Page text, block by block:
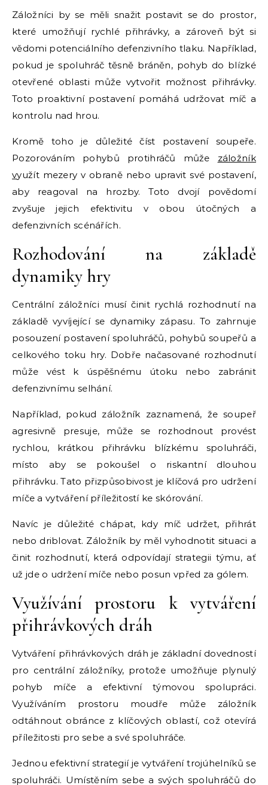
Záložníci by se měli snažit postavit se do prostor,
které umožňují rychlé přihrávky, a zároveň být si
vědomi potenciálního defenzivního tlaku. Například,
pokud je spoluhráč těsně bráněn, pohyb do blízké
otevřené oblasti může vytvořit možnost přihrávky.
Toto proaktivní postavení pomáhá udržovat míč a
kontrolu nad hrou.
Kromě toho je důležité číst postavení soupeře.
Pozorováním pohybů protihráčů může záložník
využít mezery v obraně nebo upravit své postavení,
aby reagoval na hrozby. Toto dvojí povědomí
zvyšuje jejich efektivitu v obou útočných a
defenzivních scénářích.
Rozhodování na základě
dynamiky hry
Centrální záložníci musí činit rychlá rozhodnutí na
základě vyvíjející se dynamiky zápasu. To zahrnuje
posouzení postavení spoluhráčů, pohybů soupeřů a
celkového toku hry. Dobře načasované rozhodnutí
může vést k úspěšnému útoku nebo zabránit
defenzivnímu selhání.
Například, pokud záložník zaznamená, že soupeř
agresivně presuje, může se rozhodnout provést
rychlou, krátkou přihrávku blízkému spoluhráči,
místo aby se pokoušel o riskantní dlouhou
přihrávku. Tato přizpůsobivost je klíčová pro udržení
míče a vytváření příležitostí ke skórování.
Navíc je důležité chápat, kdy míč udržet, přihrát
nebo driblovat. Záložník by měl vyhodnotit situaci a
činit rozhodnutí, která odpovídají strategii týmu, ať
už jde o udržení míče nebo posun vpřed za gólem.
Využívání prostoru k vytváření
přihrávkových dráh
Vytváření přihrávkových dráh je základní dovedností
pro centrální záložníky, protože umožňuje plynulý
pohyb míče a efektivní týmovou spolupráci.
Využíváním prostoru moudře může záložník
odtáhnout obránce z klíčových oblastí, což otevírá
příležitosti pro sebe a své spoluhráče.
Jednou efektivní strategií je vytváření trojúhelníků se
spoluhráči. Umístěním sebe a svých spoluhráčů do